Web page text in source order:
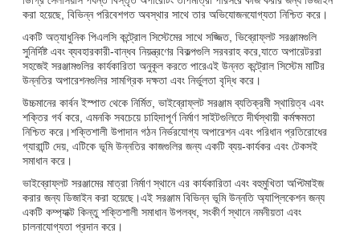
করা হয়েছে, বিভিন্ন পরিবেশগত অবস্থার সাথে তার অভিযোজনযোগ্যতা নিশ্চিত করে।
একটি অত্যাধুনিক পিএলসি কন্ট্রোল সিস্টেমের সাথে সজ্জিত, ভিব্রোফ্লট সরঞ্জামগুলি
সুনির্দিষ্ট এবং ব্যবহারকারী-বান্ধব নিয়ন্ত্রণের বিকল্পগুলি সরবরাহ করে,যাতে অপারেটররা
সহজেই সরঞ্জামগুলির কার্যকারিতা অনুকূল করতে পারেএই উন্নত কন্ট্রোল সিস্টেম মাটির
উন্নতির অপারেশনগুলির সামগ্রিক দক্ষতা এবং নির্ভুলতা বৃদ্ধি করে।
উচ্চমানের কার্বন ইস্পাত থেকে নির্মিত, ভাইব্রোফ্লট সরঞ্জাম ব্যতিক্রমী স্থায়িত্ব এবং
শক্তির গর্ব করে, এমনকি সবচেয়ে চাহিদাপূর্ণ নির্মাণ সাইটগুলিতে দীর্ঘস্থায়ী কর্মক্ষমতা
নিশ্চিত করে।শক্তিশালী উপাদান গঠন নির্ভরযোগ্য অপারেশন এবং পরিধান প্রতিরোধের
গ্যারান্টি দেয়, এটিকে ভূমি উন্নতির কাজগুলির জন্য একটি ব্যয়-কার্যকর এবং টেকসই
সমাধান করে।
ভাইব্রোফ্লট সরঞ্জামের মাত্রা নির্মাণ স্থানে এর কার্যকারিতা এবং বহুমুখিতা অপ্টিমাইজ
করার জন্য ডিজাইন করা হয়েছে।এই সরঞ্জাম বিভিন্ন ভূমি উন্নতি অ্যাপ্লিকেশন জন্য
একটি কম্প্যাক্ট কিন্তু শক্তিশালী সমাধান উপলব্ধ, সংকীর্ণ স্থানে নমনীয়তা এবং
চালনাযোগ্যতা প্রদান করে।